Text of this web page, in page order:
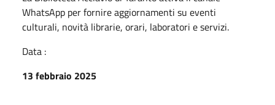
WhatsApp per fornire aggiornamenti su eventi
culturali, novità librarie, orari, laboratori e servizi.
Data :
13 febbraio 2025